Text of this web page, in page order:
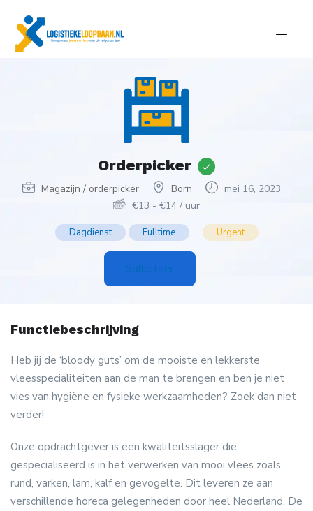
Orderpicker
Magazijn / orderpicker Born
mei 16, 2023
€13 - €14 / uur
Dagdienst Fulltime Urgent
Solliciteer
Functiebeschrijving
Heb jij de ‘bloody guts’ om de mooiste en lekkerste
vleesspecialiteiten aan de man te brengen en ben je niet
vies van hygiëne en fysieke werkzaamheden? Zoek dan niet
verder!
Onze opdrachtgever is een kwaliteitsslager die
gespecialiseerd is in het verwerken van mooi vlees zoals
rund, varken, lam, kalf en gevogelte. Dit leveren ze aan
verschillende horeca gelegenheden door heel Nederland. De